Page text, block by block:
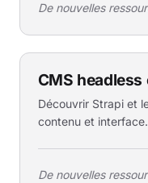
De nouvelles
CMS
Découvrir Strapi et
contenu et interface.
De nouvelles